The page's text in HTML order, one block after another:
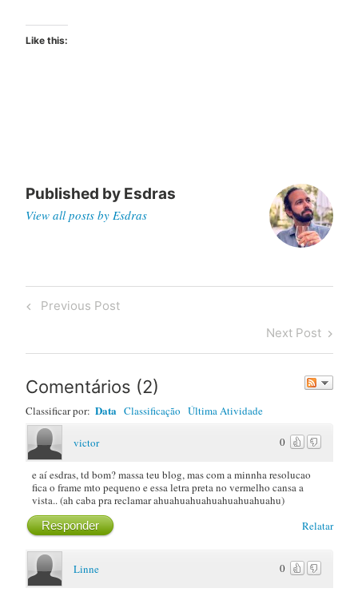
Like this:
Published by Esdras
View all posts by Esdras
Post
Previous
Previous Post
Next
Post
Next Post
Comentários (2)
Classificar por: Data Classificação Última Atividade
0
victor
e aí esdras, td bom? massa teu blog, mas com a minnha resolucao
fica o frame mto pequeno e essa letra preta no vermelho cansa a
vista.. (ah caba pra reclamar ahuahuahuahuahuahuahuahu)
Relatar
Responder
0
Linne